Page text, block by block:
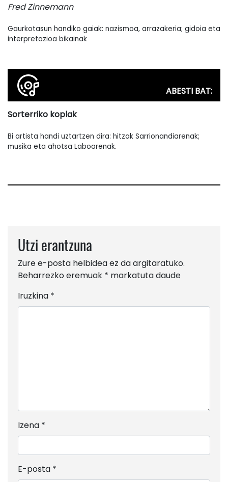
Fred Zinnemann
Gaurkotasun handiko gaiak: nazismoa, arrazakeria; gidoia eta
interpretazioa bikainak
ABESTI BAT:
Sorterriko koplak
Bi artista handi uztartzen dira: hitzak Sarrionandiarenak;
musika eta ahotsa Laboarenak.
Utzi erantzuna
Zure e-posta helbidea ez da argitaratuko.
Beharrezko eremuak * markatuta daude
Iruzkina *
Izena *
E-posta *